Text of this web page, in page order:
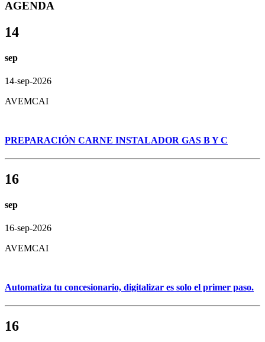
AGENDA
14
sep
14-sep-2026
AVEMCAI
PREPARACIÓN CARNE INSTALADOR GAS B Y C
16
sep
16-sep-2026
AVEMCAI
Automatiza tu concesionario, digitalizar es solo el primer paso.
16